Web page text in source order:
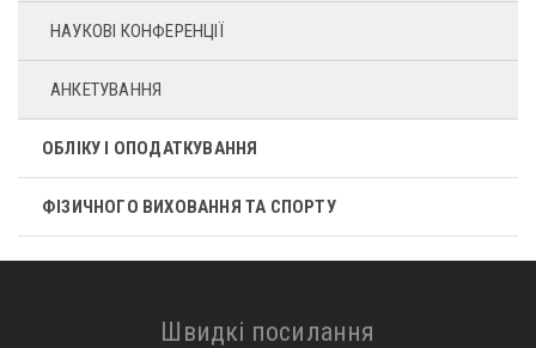
НАУКОВІ КОНФЕРЕНЦІЇ
АНКЕТУВАННЯ
ОБЛІКУ І ОПОДАТКУВАННЯ
ФІЗИЧНОГО ВИХОВАННЯ ТА СПОРТУ
Швидкі посилання